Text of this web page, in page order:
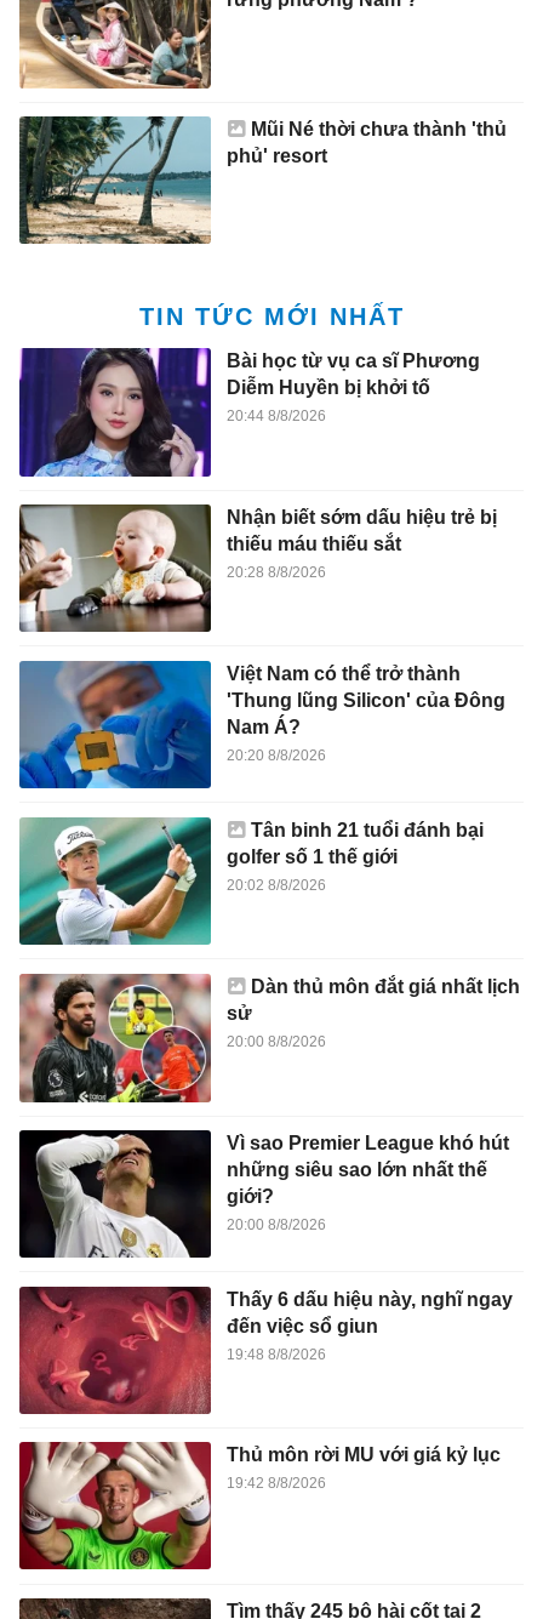
Mũi Né thời chưa thành 'thủ
phủ' resort
TIN TỨC MỚI NHẤT
Bài học từ vụ ca sĩ Phương
Diễm Huyền bị khởi tố
20:44 8/8/2026
Nhận biết sớm dấu hiệu trẻ bị
thiếu máu thiếu sắt
20:28 8/8/2026
Việt Nam có thể trở thành
'Thung lũng Silicon' của Đông
Nam Á?
20:20 8/8/2026
Tân binh 21 tuổi đánh bại
golfer số 1 thế giới
20:02 8/8/2026
Dàn thủ môn đắt giá nhất lịch
sử
20:00 8/8/2026
Vì sao Premier League khó hút
những siêu sao lớn nhất thế
giới?
20:00 8/8/2026
Thấy 6 dấu hiệu này, nghĩ ngay
đến việc sổ giun
19:48 8/8/2026
Thủ môn rời MU với giá kỷ lục
19:42 8/8/2026
Tìm thấy 245 bộ hài cốt tại 2